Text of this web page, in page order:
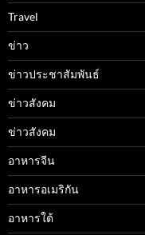
Travel
ข่าว
ข่าวประชาสัมพันธ์
ข่าวสังคม
ข่าวสังคม
อาหารจีน
อาหารอเมริกัน
อาหารใต้